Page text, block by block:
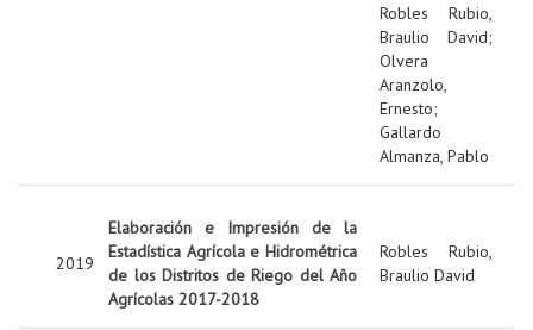
Robles Rubio,
Braulio David;
Olvera
Aranzolo,
Ernesto;
Gallardo
Almanza, Pablo
2019
Elaboración e Impresión de la
Estadística Agrícola e Hidrométrica
de los Distritos de Riego del Año
Agrícolas 2017-2018
Robles Rubio,
Braulio David